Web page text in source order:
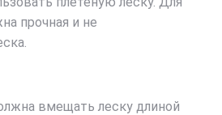
прочная и не
вмещать леску длиной